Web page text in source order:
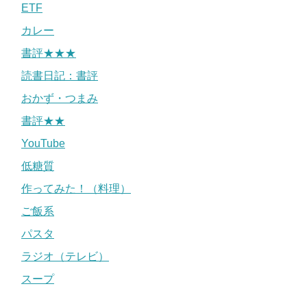
ETF
カレー
書評★★★
読書日記：書評
おかず・つまみ
書評★★
YouTube
低糖質
作ってみた！（料理）
ご飯系
パスタ
ラジオ（テレビ）
スープ